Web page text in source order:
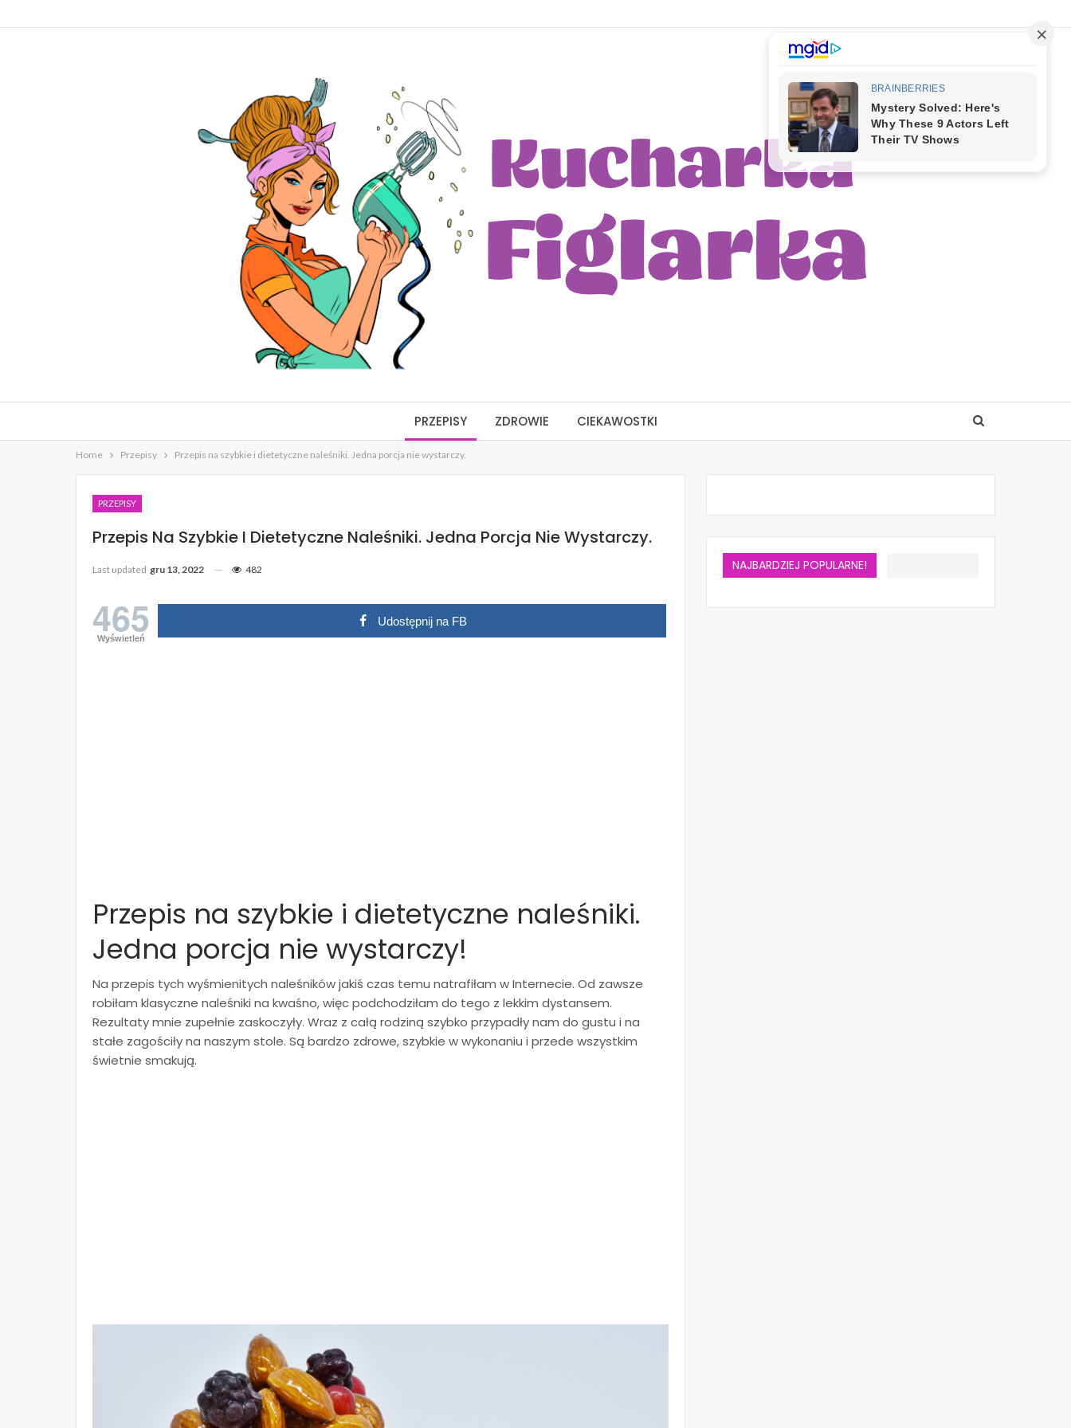
PRZEPISY ZDROWIE CIEKAWOSTKI
Home Przepisy Przepis na szybkie i dietetyczne naleśniki. Jedna porcja nie wystarczy.
PRZEPISY
Przepis Na Szybkie I Dietetyczne Naleśniki. Jedna Porcja Nie Wystarczy.
Last updated gru 13, 2022 482
465
Wyświetleń
Udostępnij na FB
Przepis na szybkie i dietetyczne naleśniki.
Jedna porcja nie wystarczy!
Na przepis tych wyśmienitych naleśników jakiś czas temu natrafiłam w Internecie. Od zawsze
robiłam klasyczne naleśniki na kwaśno, więc podchodziłam do tego z lekkim dystansem.
Rezultaty mnie zupełnie zaskoczyły. Wraz z całą rodziną szybko przypadły nam do gustu i na
stałe zagościły na naszym stole. Są bardzo zdrowe, szybkie w wykonaniu i przede wszystkim
świetnie smakują.
NAJBARDZIEJ POPULARNE!